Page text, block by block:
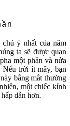
ý nhất của năm
ta sẽ được quan
một phần và nửa
trời ít mây, bạn
bằng mắt thường
một chiếc kính
dẫn hơn.